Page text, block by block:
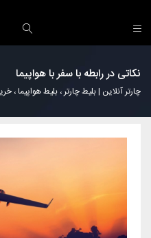
نکاتی در رابطه با سفر با هواپیما
چارتر آنلاین | بلیط چارتر ، بلیط هواپیما ،